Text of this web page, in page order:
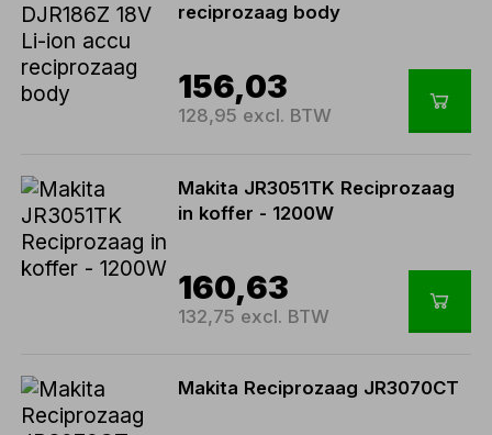
reciprozaag body
156,03
128,95 excl. BTW
Makita JR3051TK Reciprozaag
in koffer - 1200W
160,63
132,75 excl. BTW
Makita Reciprozaag JR3070CT